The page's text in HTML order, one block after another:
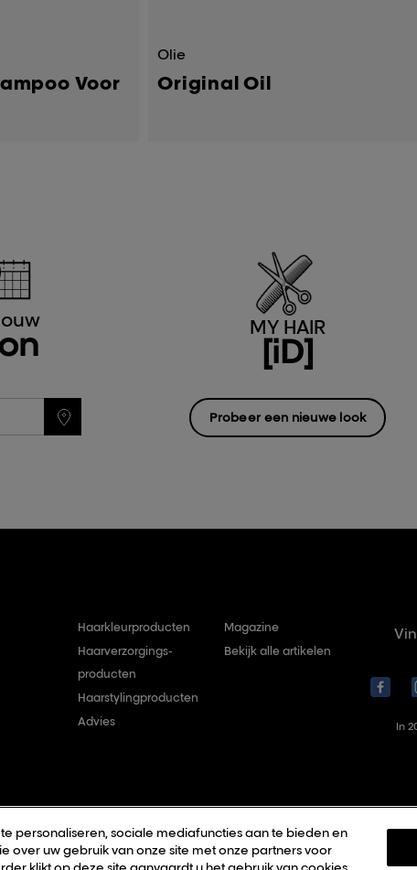
Voor
Olie
Original Oil
MY HAIR
[iD]
Probeer een nieuwe look
Haarkleurproducten
Haarverzorgings-
producten
Haarstylingproducten
Advies
Magazine
Bekijk alle artikelen
In
personaliseren, sociale mediafuncties aan te bieden en
over uw gebruik van onze site met onze partners voor